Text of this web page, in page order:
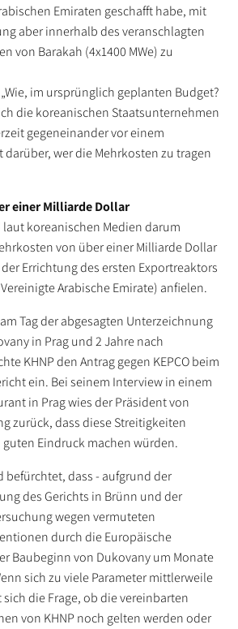
Emiraten geschafft habe, mit
aber innerhalb des veranschlagten
von Barakah (4x1400 MWe) zu
im ursprünglich geplanten Budget?
die koreanischen Staatsunternehmen
gegeneinander vor einem
wer die Mehrkosten zu tragen
einer Milliarde Dollar
koreanischen Medien darum
von über einer Milliarde Dollar
Errichtung des ersten Exportreaktors
Arabische Emirate) anfielen.
Tag der abgesagten Unterzeichnung
in Prag und 2 Jahre nach
KHNP den Antrag gegen KEPCO beim
ein. Bei seinem Interview in einem
in Prag wies der Präsident von
zurück, dass diese Streitigkeiten
Eindruck machen würden.
befürchtet, dass - aufgrund der
des Gerichts in Brünn und der
wegen vermuteten
durch die Europäische
Baubeginn von Dukovany um Monate
sich zu viele Parameter mittlerweile
die Frage, ob die vereinbarten
von KHNP noch gelten werden oder